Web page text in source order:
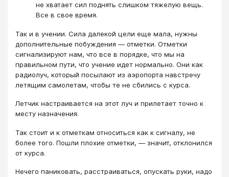
не хватает сил поднять слишком тяжелую вещь.
Все в свое время.
Так и в учении. Сила далекой цели еще мала, нужны
дополнительные побуждения — отметки. Отметки
сигнализируют нам, что все в порядке, что мы на
правильном пути, что учение идет нормально. Они как
радиолуч, который посылают из аэропорта навстречу
летящим самолетам, чтобы те не сбились с курса.
Летчик настраивается на этот луч и прилетает точно к
месту назначения.
Так стоит и к отметкам относиться как к сигналу, не
более того. Пошли плохие отметки, — значит, отклонился
от курса.
Нечего паниковать, расстраиваться, опускать руки, надо